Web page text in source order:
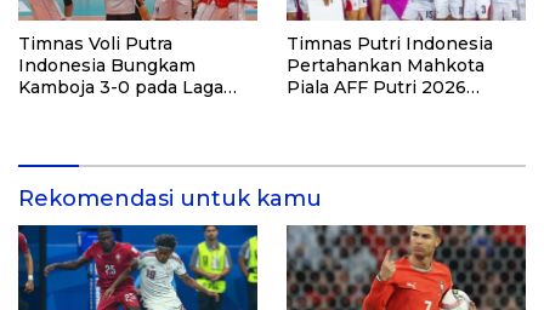
Timnas Voli Putra
Indonesia Bungkam
Kamboja 3-0 pada Laga
Timnas Putri Indonesia
Pertahankan Mahkota
Piala AFF Putri 2026
Rekomendasi untuk kamu